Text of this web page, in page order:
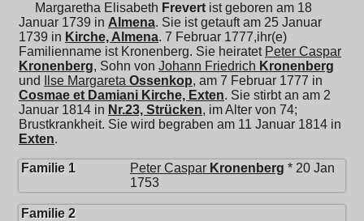
Margaretha Elisabeth Frevert ist geboren am 18
Januar 1739 in Almena. Sie ist getauft am 25 Januar
1739 in Kirche, Almena. 7 Februar 1777,ihr(e)
Familienname ist Kronenberg. Sie heiratet Peter Caspar
Kronenberg, Sohn von Johann Friedrich Kronenberg
und
Ilse Margareta Ossenkop, am 7 Februar 1777 in
Cosmae et Damiani Kirche, Exten. Sie stirbt an am 2
Januar 1814 in Nr.23, Strücken, im Alter von 74;
Brustkrankheit. Sie wird begraben am 11 Januar 1814 in
Exten.
Familie 1 Peter Caspar Kronenberg * 20 Jan
1753
Familie 2